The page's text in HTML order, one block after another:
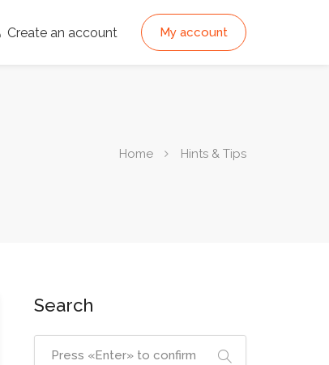
Create an account My account
Home Hints & Tips
Search